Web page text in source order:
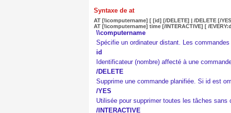
Syntaxe de at
AT [\\computername] [ [id] [/DELETE] | /DELETE [/
AT [\\computername] time [/INTERACTIVE] [ /
\\computername
Spécifie un ordinateur distant. Les
id
Identificateur (nombre) affecté à une
/DELETE
Supprime une commande planifiée. Si id est
/YES
Utilisée pour supprimer toutes les tâches sans
/INTERACTIVE